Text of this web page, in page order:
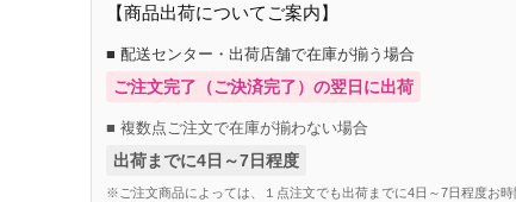
【商品出荷についてご案内】
■ 配送センター・出荷店舗で在庫が揃う場合
ご注文完了（ご決済完了）の翌日に出荷
■ 複数点ご注文で在庫が揃わない場合
出荷までに4日～7日程度
※ご注文商品によっては、１点注文でも出荷までに4日～7日程度お